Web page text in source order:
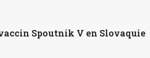
Spoutnik V en Slovaquie